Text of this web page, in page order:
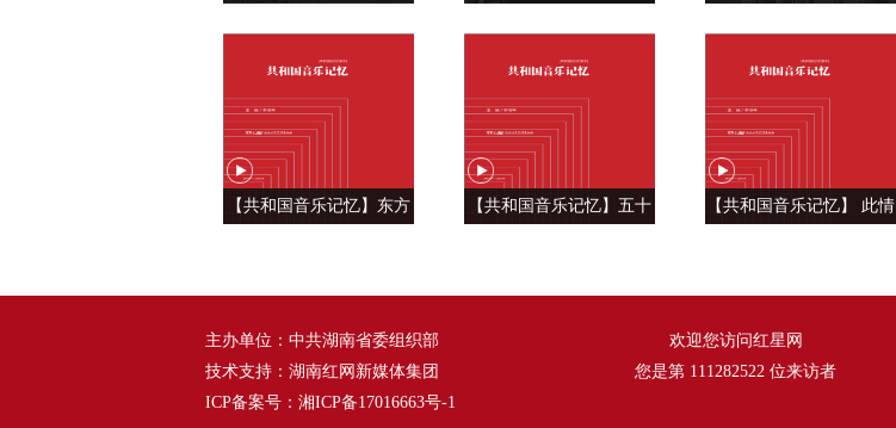
【共和国音乐记忆】东方
【共和国音乐记忆】五十
【共和国音乐记忆】 此情
主办单位：中共湖南省委组织部
技术支持：湖南红网新媒体集团
ICP备案号： 湘ICP备17016663号-1
欢迎您访问红星网
您是第 111282522 位来访者